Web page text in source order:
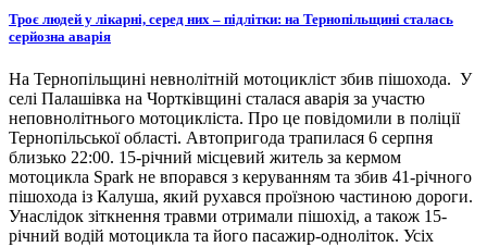
Троє людей у лікарні, серед них – підлітки: на Тернопільщині сталась
серйозна аварія
На Тернопільщині невнолітній мотоцикліст збив пішохода. У
селі Палашівка на Чортківщині сталася аварія за участю
неповнолітнього мотоцикліста. Про це повідомили в поліції
Тернопільської області. Автопригода трапилася 6 серпня
близько 22:00. 15-річний місцевий житель за кермом
мотоцикла Spark не впорався з керуванням та збив 41-річного
пішохода із Калуша, який рухався проїзною частиною дороги.
Унаслідок зіткнення травми отримали пішохід, а також 15-
річний водій мотоцикла та його пасажир-одноліток. Усіх